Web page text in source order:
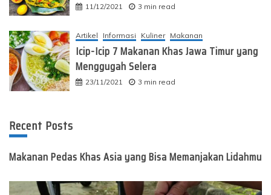
11/12/2021 3 min read
Artikel Informasi Kuliner Makanan
Icip-Icip 7 Makanan Khas Jawa Timur yang
Menggugah Selera
23/11/2021 3 min read
Recent Posts
Makanan Pedas Khas Asia yang Bisa Memanjakan Lidahmu